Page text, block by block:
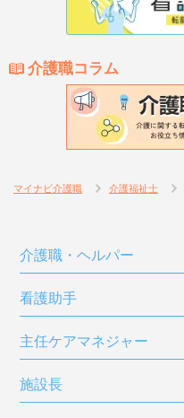
介護職コラム
マイナビ介護職 介護福祉士
介護職・ヘルパー
看護助手
主任ケアマネジャー
施設長